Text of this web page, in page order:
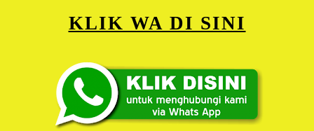
KLIK WA DI SINI